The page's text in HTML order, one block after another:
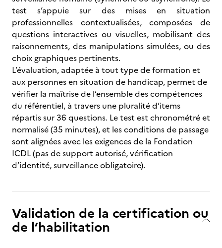
test s’appuie sur des mises en situation
professionnelles contextualisées, composées de
questions interactives ou visuelles, mobilisant des
raisonnements, des manipulations simulées, ou des
choix graphiques pertinents.
L’évaluation, adaptée à tout type de formation et
aux personnes en situation de handicap, permet de
vérifier la maîtrise de l’ensemble des compétences
du référentiel, à travers une pluralité d’items
répartis sur 36 questions. Le test est chronométré et
normalisé (35 minutes), et les conditions de passage
sont alignées avec les exigences de la Fondation
ICDL (pas de support autorisé, vérification
d’identité, surveillance obligatoire).
Validation de la certification ou
de l’habilitation